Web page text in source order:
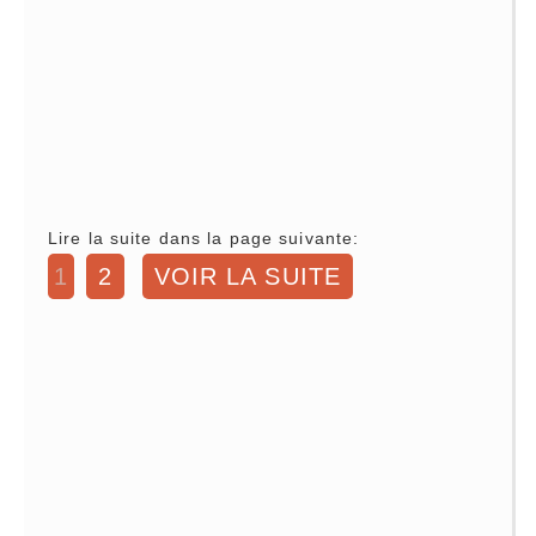
Lire la suite dans la page suivante:
1 2 VOIR LA SUITE